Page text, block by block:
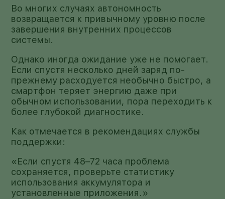
Во многих случаях автономность
возвращается к привычному уровню после
завершения внутренних процессов
системы.
Однако иногда ожидание уже не помогает.
Если спустя несколько дней заряд по-
прежнему расходуется необычно быстро, а
смартфон теряет энергию даже при
обычном использовании, пора переходить к
более глубокой диагностике.
Как отмечается в рекомендациях службы
поддержки:
«Если спустя 48–72 часа проблема
сохраняется, проверьте статистику
использования аккумулятора и
установленные приложения.»